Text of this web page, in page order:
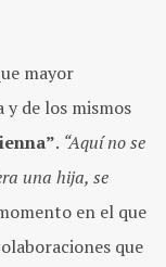
mayor
y de los mismos
. “Aquí no se
una hija, se
en el que
que